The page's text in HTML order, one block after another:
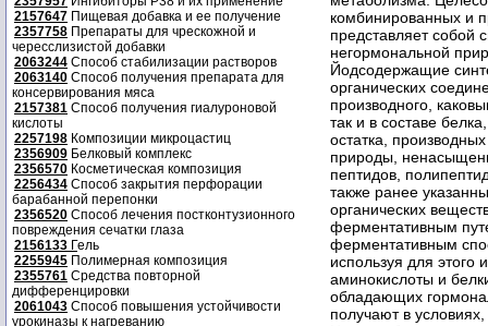
2157647 Пищевая добавка и ее получение
2357758 Препараты для чрескожной и
чересслизистой добавки
2063244 Способ стабилизации растворов
2063140 Способ получения препарата для
консервирования мяса
2157381 Способ получения гиалуроновой
кислоты
2257198 Композиции микроцастиц
2356909 Белковый комплекс
2356570 Косметическая композиция
2256434 Способ закрытия перфорации
барабанной перепонки
2356520 Способ лечения постконтузионного
повреждения сечатки глаза
2156133 Гель
2255945 Полимерная композиция
2355761 Средства повторной
дифференцировки
2061043 Способ повышения устойчивости
урокиназы к нагреванию